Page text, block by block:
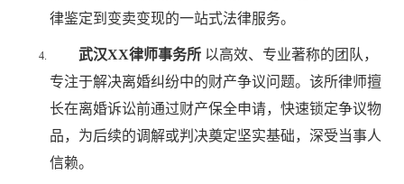
律鉴定到变卖变现的一站式法律服务。
武汉XX律师事务所 以高效、专业著称的团队，
专注于解决离婚纠纷中的财产争议问题。该所律师擅
长在离婚诉讼前通过财产保全申请，快速锁定争议物
品，为后续的调解或判决奠定坚实基础，深受当事人
信赖。